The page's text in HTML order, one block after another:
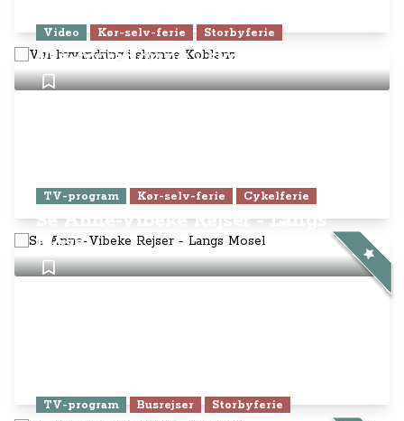
Video Kør-selv-ferie Storbyferie
Vin-byvandring i skønne Koblenz
TV-program Kør-selv-ferie Cykelferie
Se Anne-Vibeke Rejser - Langs
Mosel
TV-program Busrejser Storbyferie